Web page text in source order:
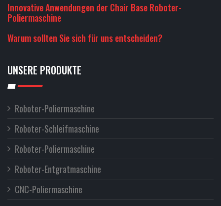
Innovative Anwendungen der Chair Base Roboter-
Poliermaschine
Warum sollten Sie sich für uns entscheiden?
UNSERE PRODUKTE
Roboter-Poliermaschine
Roboter-Schleifmaschine
Roboter-Poliermaschine
Roboter-Entgratmaschine
CNC-Poliermaschine